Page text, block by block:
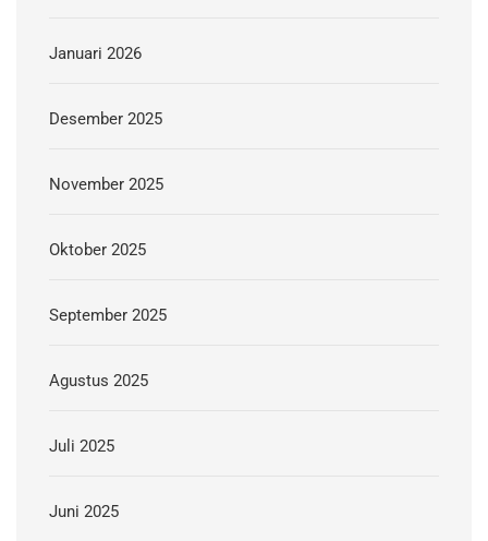
Januari 2026
Desember 2025
November 2025
Oktober 2025
September 2025
Agustus 2025
Juli 2025
Juni 2025